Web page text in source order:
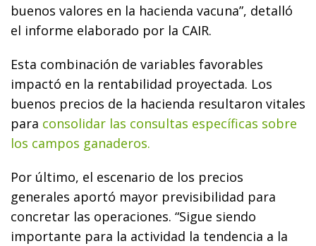
buenos valores en la hacienda vacuna”, detalló
el informe elaborado por la CAIR.
Esta combinación de variables favorables
impactó en la rentabilidad proyectada. Los
buenos precios de la hacienda resultaron vitales
para consolidar las consultas específicas sobre
los campos ganaderos.
Por último, el escenario de los precios
generales aportó mayor previsibilidad para
concretar las operaciones. “Sigue siendo
importante para la actividad la tendencia a la